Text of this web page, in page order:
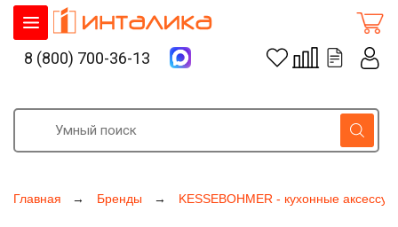
Главная Бренды KESSEBOHMER - кухонные
8 (800) 700-36-13